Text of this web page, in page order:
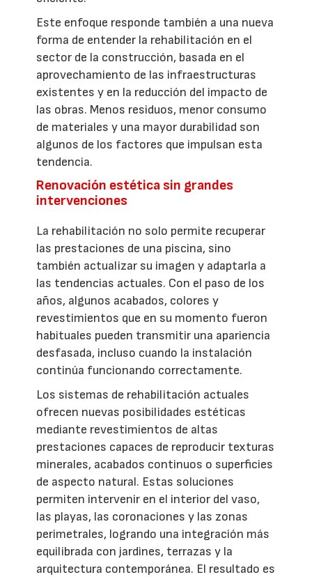
Este enfoque responde también a una nueva
forma de entender la rehabilitación en el
sector de la construcción, basada en el
aprovechamiento de las infraestructuras
existentes y en la reducción del impacto de
las obras. Menos residuos, menor consumo
de materiales y una mayor durabilidad son
algunos de los factores que impulsan esta
tendencia.
Renovación estética sin grandes
intervenciones
La rehabilitación no solo permite recuperar
las prestaciones de una piscina, sino
también actualizar su imagen y adaptarla a
las tendencias actuales. Con el paso de los
años, algunos acabados, colores y
revestimientos que en su momento fueron
habituales pueden transmitir una apariencia
desfasada, incluso cuando la instalación
continúa funcionando correctamente.
Los sistemas de rehabilitación actuales
ofrecen nuevas posibilidades estéticas
mediante revestimientos de altas
prestaciones capaces de reproducir texturas
minerales, acabados continuos o superficies
de aspecto natural. Estas soluciones
permiten intervenir en el interior del vaso,
las playas, las coronaciones y las zonas
perimetrales, logrando una integración más
equilibrada con jardines, terrazas y la
arquitectura contemporánea. El resultado es